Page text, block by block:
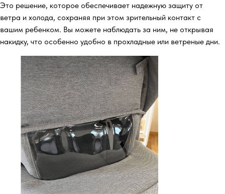
Это решение, которое обеспечивает надежную защиту от
ветра и холода, сохраняя при этом зрительный контакт с
вашим ребенком. Вы можете наблюдать за ним, не открывая
накидку, что особенно удобно в прохладные или ветреные дни.